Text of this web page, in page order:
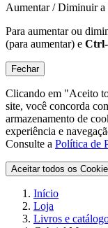
Aumentar / Diminuir a
Para aumentar ou
(para aumentar) e Ctrl-
Fechar
Clicando em "Aceito
site, você concorda
armazenamento de
experiência e
Consulte a Política de
Aceitar todos os
Início
Loja
Livros e